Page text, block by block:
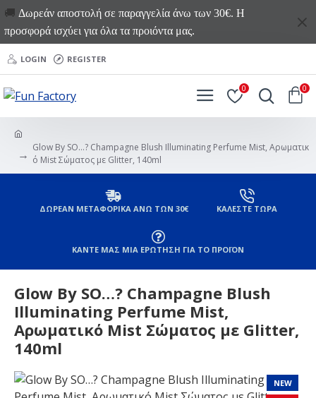
🚚 Δωρεάν αποστολή σε παραγγελία άνω των 30€. Η
προσφορά ισχύει για όλα τα προιόντα μας.
LOGIN REGISTER
0 0
Glow By SO…? Champagne Blush Illuminating Perfume Mist, Αρωματικ
ό Mist Σώματος με Glitter, 140ml
ΔΩΡΕΑΝ ΜΕΤΑΦΟΡΙΚΑ ΑΝΩ ΤΩΝ 30€ ΚΑΛΕΣΤΕ ΤΩΡΑ
ΚΑΝΤΕ ΜΑΣ ΜΙΑ ΕΡΩΤΗΣΗ ΓΙΑ ΤΟ ΠΡΟΪΟΝ
Glow By SO…? Champagne Blush
Illuminating Perfume Mist,
Αρωματικό Mist Σώματος με Glitter,
140ml
NEW